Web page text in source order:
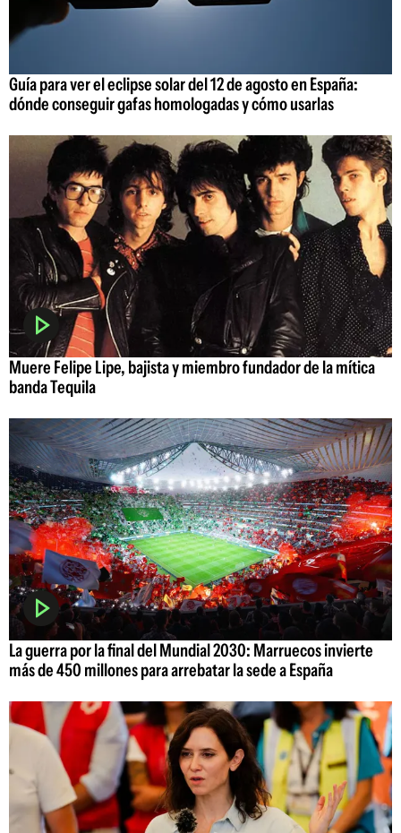
Guía para ver el eclipse solar del 12 de agosto en España:
dónde conseguir gafas homologadas y cómo usarlas
Muere Felipe Lipe, bajista y miembro fundador de la mítica
banda Tequila
La guerra por la final del Mundial 2030: Marruecos invierte
más de 450 millones para arrebatar la sede a España